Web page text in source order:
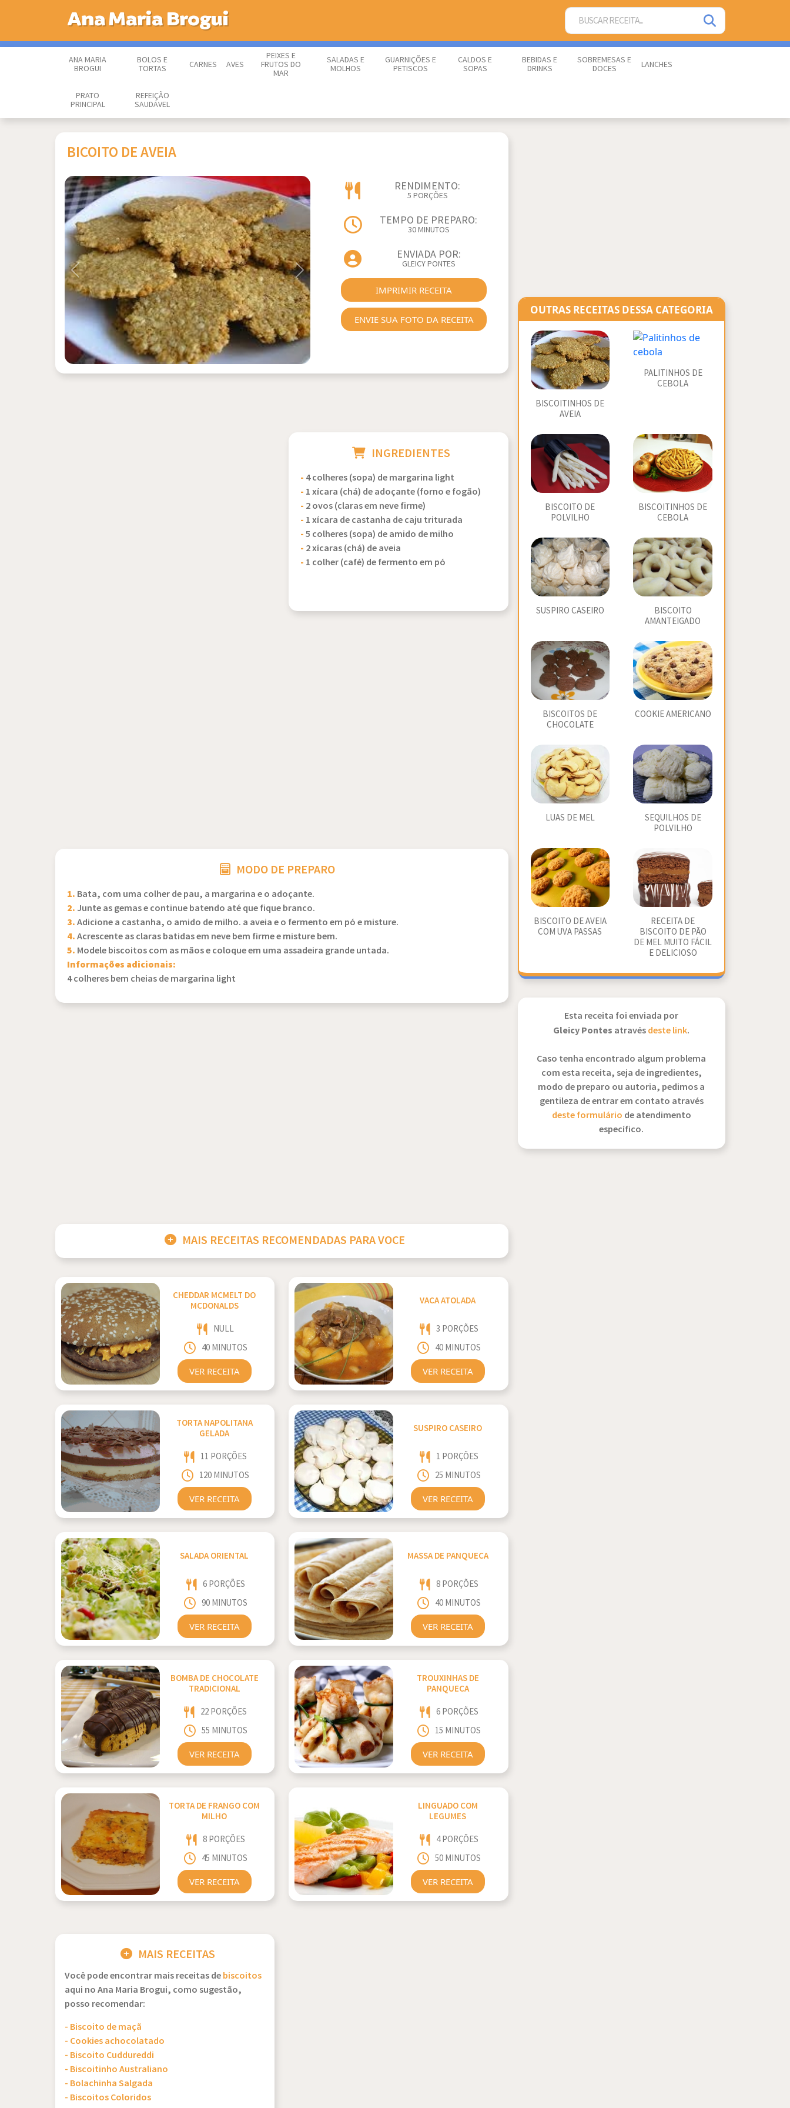
Ana Maria Brogui
ANA MARIA
BROGUI
BOLOS E
TORTAS
CARNES AVES
PEIXES E
FRUTOS DO
MAR
SALADAS E
MOLHOS
GUARNIÇÕES E
PETISCOS
CALDOS E
SOPAS
BEBIDAS E
DRINKS
SOBREMESAS E
DOCES
LANCHES
PRATO
PRINCIPAL
REFEIÇÃO
SAUDÁVEL
BICOITO DE AVEIA
Previous Next
RENDIMENTO:
5 PORÇÕES
TEMPO DE PREPARO:
30 MINUTOS
ENVIADA POR:
GLEICY PONTES
IMPRIMIR RECEITA
ENVIE SUA FOTO DA RECEITA
INGREDIENTES
- 4 colheres (sopa) de margarina light
- 1 xícara (chá) de adoçante (forno e fogão)
- 2 ovos (claras em neve firme)
- 1 xícara de castanha de caju triturada
-5 colheres (sopa) de amido de milho
- 2 xícaras (chá) de aveia
- 1 colher (café) de fermento em pó
MODO DE PREPARO
1. Bata, com uma colher de pau, a margarina e o adoçante.
2. Junte as gemas e continue batendo até que fique branco.
3.Adicione a castanha, o amido de milho. a aveia e o fermento em pó e misture.
4.Acrescente as claras batidas em neve bem firme e misture bem.
5. Modele biscoitos com as mãos e coloque em uma assadeira grande untada.
Informações adicionais:
4 colheres bem cheias de margarina light
MAIS RECEITAS RECOMENDADAS PARA VOCE
CHEDDAR MCMELT DO
MCDONALDS
NULL
40 MINUTOS
VER RECEITA
VACA ATOLADA
3 PORÇÕES
40 MINUTOS
VER RECEITA
TORTA NAPOLITANA
GELADA
11 PORÇÕES
120 MINUTOS
VER RECEITA
SUSPIRO CASEIRO
1 PORÇÕES
25 MINUTOS
VER RECEITA
SALADA ORIENTAL
6 PORÇÕES
90 MINUTOS
VER RECEITA
MASSA DE PANQUECA
8 PORÇÕES
40 MINUTOS
VER RECEITA
BOMBA DE CHOCOLATE
TRADICIONAL
22 PORÇÕES
55 MINUTOS
VER RECEITA
TROUXINHAS DE
PANQUECA
6 PORÇÕES
15 MINUTOS
VER RECEITA
TORTA DE FRANGO COM
MILHO
8 PORÇÕES
45 MINUTOS
VER RECEITA
LINGUADO COM
LEGUMES
4 PORÇÕES
50 MINUTOS
VER RECEITA
MAIS RECEITAS
Você pode encontrar mais receitas debiscoitos
aqui no Ana Maria Brogui, como sugestão,
posso recomendar:
- Biscoito de maçã
- Cookies achocolatado
- Biscoito Cuddureddi
- Biscoitinho Australiano
- Bolachinha Salgada
- Biscoitos Coloridos
OUTRAS RECEITAS DESSA CATEGORIA
BISCOITINHOS DE
AVEIA
PALITINHOS DE
CEBOLA
BISCOITO DE
POLVILHO
BISCOITINHOS DE
CEBOLA
SUSPIRO CASEIRO
BISCOITO
AMANTEIGADO
BISCOITOS DE
CHOCOLATE
COOKIE AMERICANO
LUAS DE MEL
SEQUILHOS DE
POLVILHO
BISCOITO DE AVEIA
COM UVA PASSAS
RECEITA DE
BISCOITO DE PÃO
DE MEL MUITO FÁCIL
E DELICIOSO
Esta receita foi enviada por
Gleicy Pontes atravésdeste link.
Caso tenha encontrado algum problema
com esta receita, seja de ingredientes,
modo de preparo ou autoria, pedimos a
gentileza de entrar em contato através
deste formulário de atendimento
específico.